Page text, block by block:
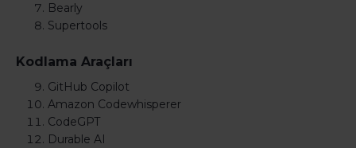
Bearly
Supertools
Kodlama Araçları
GitHub Copilot
Amazon Codewhisperer
CodeGPT
Durable AI